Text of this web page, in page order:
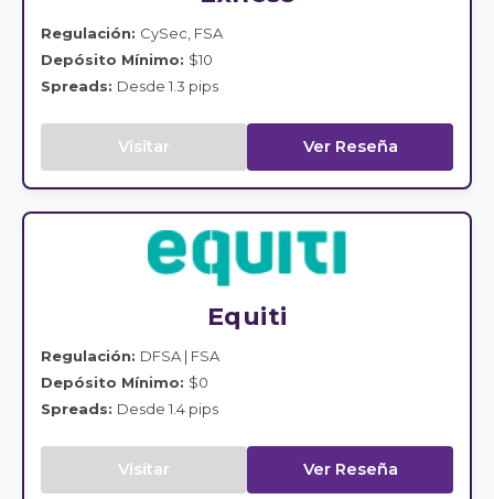
Regulación: CySec, FSA
Depósito Mínimo: $10
Spreads: Desde 1.3 pips
Visitar Ver Reseña
Equiti
Regulación: DFSA | FSA
Depósito Mínimo: $0
Spreads: Desde 1.4 pips
Visitar Ver Reseña